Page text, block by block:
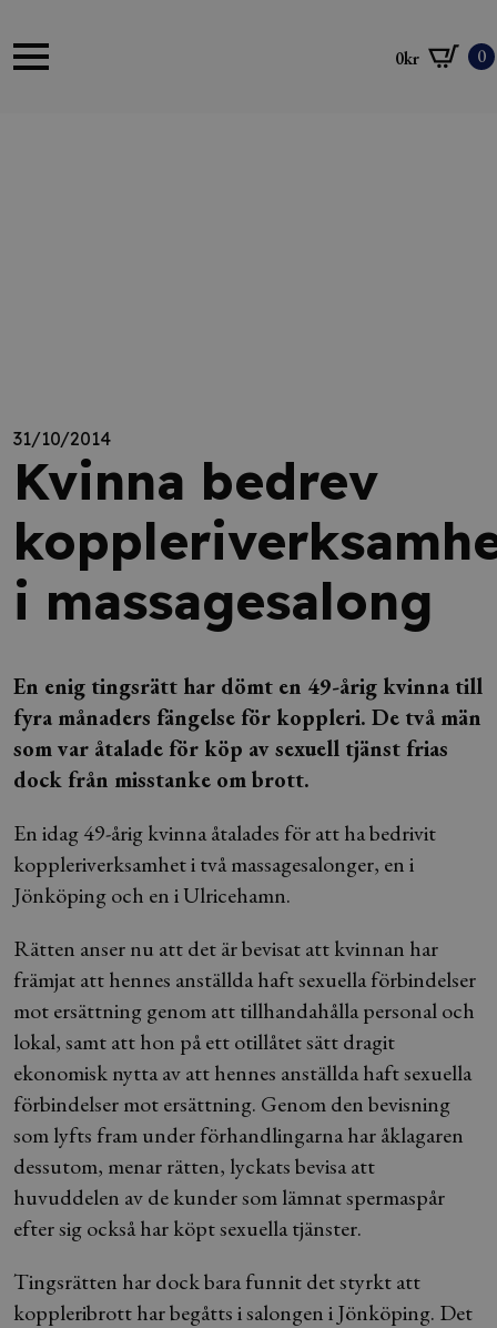
0kr 0
31/10/2014
Kvinna bedrev
i massagesalong
En enig tingsrätt har dömt en 49-årig kvinna till
fyra månaders fängelse för koppleri. De två män
som var åtalade för köp av sexuell tjänst frias
dock från misstanke om brott.
En idag 49-årig kvinna åtalades för att ha bedrivit
koppleriverksamhet i två massagesalonger, en i
Jönköping och en i Ulricehamn.
Rätten anser nu att det är bevisat att kvinnan har
främjat att hennes anställda haft sexuella förbindelser
mot ersättning genom att tillhandahålla personal och
lokal, samt att hon på ett otillåtet sätt dragit
ekonomisk nytta av att hennes anställda haft sexuella
förbindelser mot ersättning. Genom den bevisning
som lyfts fram under förhandlingarna har åklagaren
dessutom, menar rätten, lyckats bevisa att
huvuddelen av de kunder som lämnat spermaspår
efter sig också har köpt sexuella tjänster.
Tingsrätten har dock bara funnit det styrkt att
koppleribrott har begåtts i salongen i Jönköping. Det